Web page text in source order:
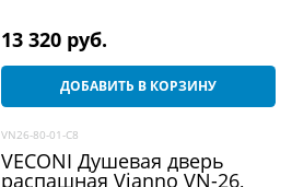
распашные
13 320 руб.
ДОБАВИТЬ В КОРЗИНУ
VN26-80-01-C8
VECONI Душевая дверь
распашная Vianno VN-26,